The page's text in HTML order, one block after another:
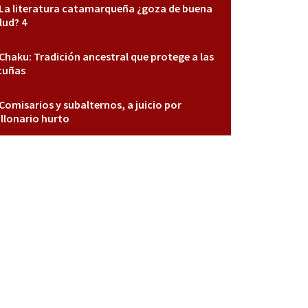
La literatura catamarqueña ¿goza de buena
4
Chaku: Tradición ancestral que protege a las
Comisarios y subalternos, a juicio por
hurto